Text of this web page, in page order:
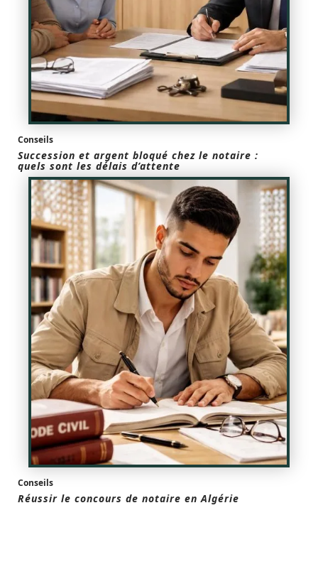
Conseils
Succession et argent bloqué chez le notaire :
quels sont les délais d’attente
Conseils
Réussir le concours de notaire en Algérie